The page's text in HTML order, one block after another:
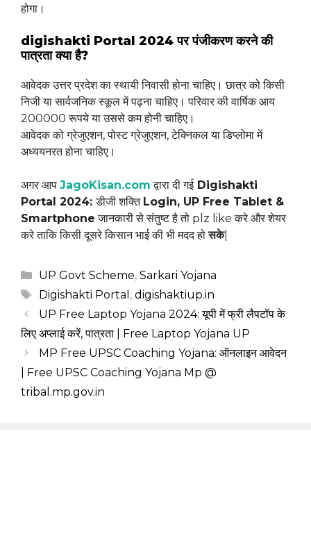
होगा।
digishakti Portal 2024 पर पंजीकरण करने की
पात्रता क्या है?
आवेदक उत्तर प्रदेश का स्थायी निवासी होना चाहिए। छात्र को किसी
निजी या सार्वजनिक स्कूल में पढ़ना चाहिए। परिवार की वार्षिक आय
200000 रूपये या उससे कम होनी चाहिए।
आवेदक को ग्रेजुएशन, पोस्ट ग्रेजुएशन, टेक्निकल या डिप्लोमा में
अध्ययनरत होना चाहिए।
अगर आप JagoKisan.com द्वारा दी गईDigishakti
Portal 2024:डीजी शक्ति Login, UP Free Tablet &
Smartphone जानकारी से संतुष्ट है तो plz like करे और शेयर
करे ताकि किसी दूसरे किसान भाई की भी मदद होसके|
Categories
UP Govt Scheme, Sarkari Yojana
Tags
Digishakti Portal , digishaktiup.in
UP Free Laptop Yojana 2024: यूपी में फ्री लैपटॉप के
लिए अप्लाई करें, पात्रता | Free Laptop Yojana UP
MP Free UPSC Coaching Yojana: ऑनलाइन आवेदन
| Free UPSC Coaching Yojana Mp @
tribal.mp.gov.in